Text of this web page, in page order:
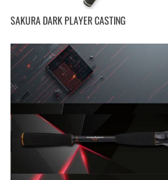
SAKURA DARK PLAYER CASTING